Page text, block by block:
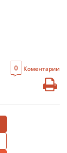
0 Коментарии